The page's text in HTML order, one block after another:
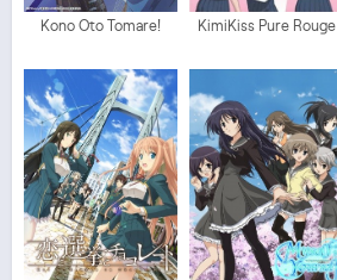
Kono Oto Tomare! KimiKiss Pure Rouge